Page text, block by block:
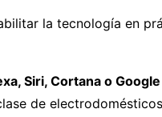
la tecnología en
Siri, Cortana o
de